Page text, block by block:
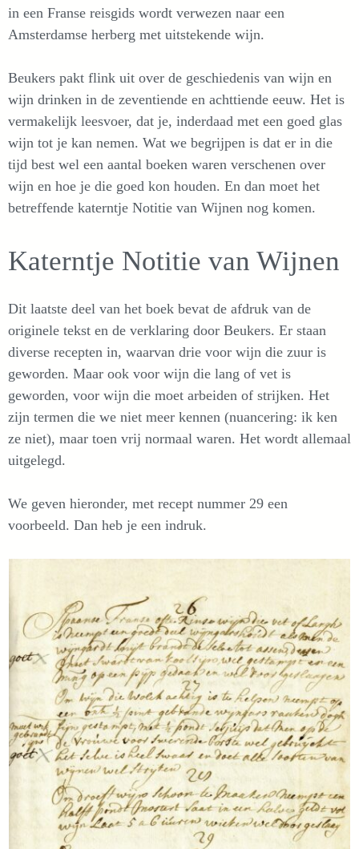
in een Franse reisgids wordt verwezen naar een
Amsterdamse herberg met uitstekende wijn.
Beukers pakt flink uit over de geschiedenis van wijn en
wijn drinken in de zeventiende en achttiende eeuw. Het is
vermakelijk leesvoer, dat je, inderdaad met een goed glas
wijn tot je kan nemen. Wat we begrijpen is dat er in die
tijd best wel een aantal boeken waren verschenen over
wijn en hoe je die goed kon houden. En dan moet het
betreffende katerntje Notitie van Wijnen nog komen.
Katerntje Notitie van Wijnen
Dit laatste deel van het boek bevat de afdruk van de
originele tekst en de verklaring door Beukers. Er staan
diverse recepten in, waarvan drie voor wijn die zuur is
geworden. Maar ook voor wijn die lang of vet is
geworden, voor wijn die moet arbeiden of strijken. Het
zijn termen die we niet meer kennen (nuancering: ik ken
ze niet), maar toen vrij normaal waren. Het wordt allemaal
uitgelegd.
We geven hieronder, met recept nummer 29 een
voorbeeld. Dan heb je een indruk.